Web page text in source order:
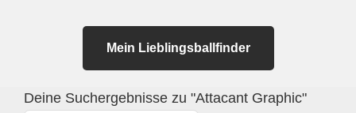
Mein Lieblingsballfinder
Deine Suchergebnisse zu "Attacant Graphic"